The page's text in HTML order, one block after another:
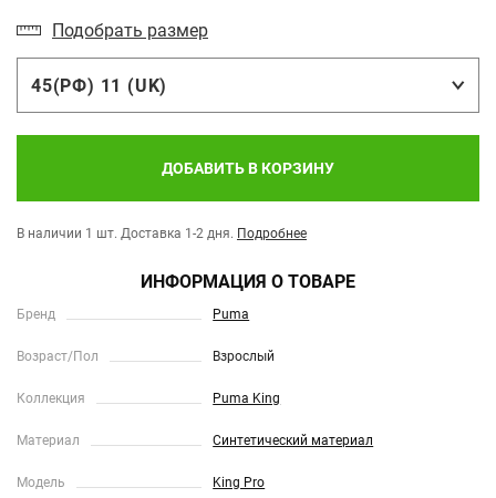
Подобрать размер
45(РФ) 11 (UK)
ДОБАВИТЬ В КОРЗИНУ
В наличии 1 шт. Доставка 1-2 дня. Подробнее
ИНФОРМАЦИЯ О ТОВАРЕ
Бренд Puma
Возраст/Пол Взрослый
Коллекция Puma King
Материал Синтетический материал
Модель King Pro